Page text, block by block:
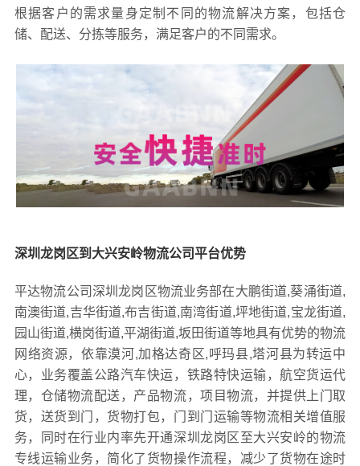
根据客户的需求量身定制不同的物流解决方案，包括仓
储、配送、分拣等服务，满足客户的不同需求。
深圳龙岗区到大兴安岭物流公司平台优势
平达物流公司深圳龙岗区物流业务部在大鹏街道,葵涌街道,
南澳街道,吉华街道,布吉街道,南湾街道,坪地街道,宝龙街道,
园山街道,横岗街道,平湖街道,坂田街道等地具有优势的物流
网络资源，依靠漠河,加格达奇区,呼玛县,塔河县为转运中
心，业务覆盖公路汽车快运，铁路特快运输，航空货运代
理，仓储物流配送，产品物流，项目物流，并提供上门取
货，送货到门，货物打包，门到门运输等物流相关增值服
务，同时在行业内率先开通深圳龙岗区至大兴安岭的物流
专线运输业务，简化了货物操作流程，减少了货物在途时